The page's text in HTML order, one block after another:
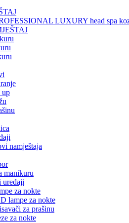
LUXURY head spa
up
namještaja
manikuru
uređaji
za nokte
lampe za nokte
za prašinu
za nokte